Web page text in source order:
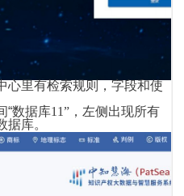
心里有检索规则，字段和使
“数据库11”，左侧出现所有
据库。